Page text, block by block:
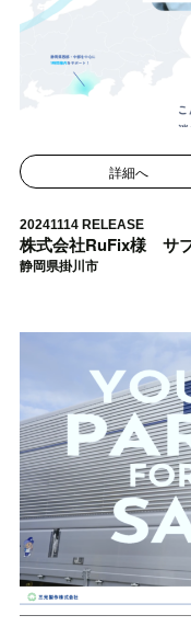
詳細へ
20241114 RELEASE
株式会社RuFix様 サ
静岡県掛川市